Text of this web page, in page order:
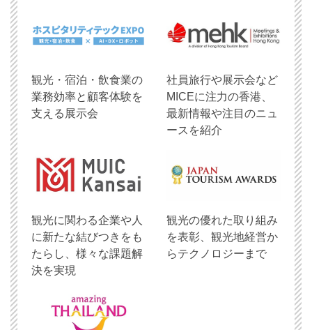
観光・宿泊・飲食業の
業務効率と顧客体験を
支える展示会
社員旅行や展示会など
MICEに注力の香港、
最新情報や注目のニュ
ースを紹介
観光に関わる企業や人
に新たな結びつきをも
たらし、様々な課題解
決を実現
観光の優れた取り組み
を表彰、観光地経営か
らテクノロジーまで